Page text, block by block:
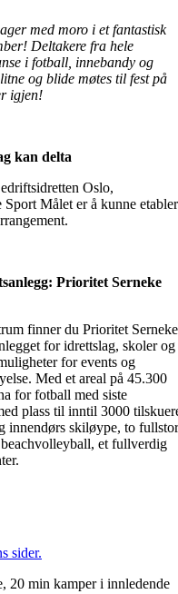
med moro i et fantastisk
Deltakere fra hele
i fotball, innebandy og
og blide møtes til fest på
igjen!
kan delta
Oslo,
Målet er å kunne
Prioritet Serneke
finner du Prioritet Serneke
for idrettslag, skoler og
for events og
Med et areal på 45.300
for fotball med siste
plass til inntil 3000
innendørs skiløype, to
et fullverdig
sider.
20 min kamper i innledende